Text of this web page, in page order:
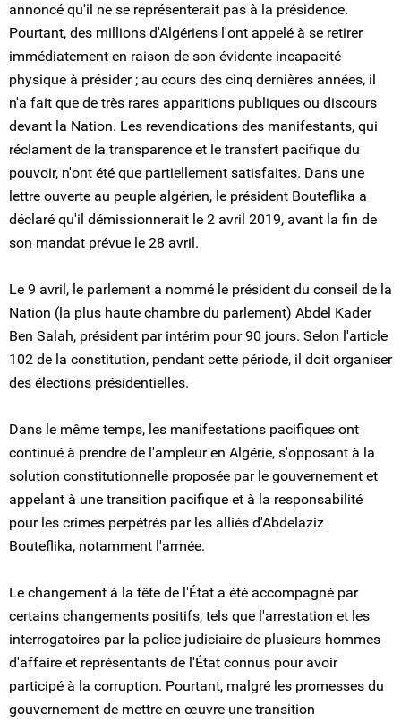
annoncé qu'il ne se représenterait pas à la présidence.
Pourtant, des millions d'Algériens l'ont appelé à se retirer
immédiatement en raison de son évidente incapacité
physique à présider ; au cours des cinq dernières années, il
n'a fait que de très rares apparitions publiques ou discours
devant la Nation. Les revendications des manifestants, qui
réclament de la transparence et le transfert pacifique du
pouvoir, n'ont été que partiellement satisfaites. Dans une
lettre ouverte au peuple algérien, le président Bouteflika a
déclaré qu'il démissionnerait le 2 avril 2019, avant la fin de
son mandat prévue le 28 avril.
Le 9 avril, le parlement a nommé le président du conseil de la
Nation (la plus haute chambre du parlement) Abdel Kader
Ben Salah, président par intérim pour 90 jours. Selon l'article
102 de la constitution, pendant cette période, il doit organiser
des élections présidentielles.
Dans le même temps, les manifestations pacifiques ont
continué à prendre de l'ampleur en Algérie, s'opposant à la
solution constitutionnelle proposée par le gouvernement et
appelant à une transition pacifique et à la responsabilité
pour les crimes perpétrés par les alliés d'Abdelaziz
Bouteflika, notamment l'armée.
Le changement à la tête de l'État a été accompagné par
certains changements positifs, tels que l'arrestation et les
interrogatoires par la police judiciaire de plusieurs hommes
d'affaire et représentants de l'État connus pour avoir
participé à la corruption. Pourtant, malgré les promesses du
gouvernement de mettre en œuvre une transition